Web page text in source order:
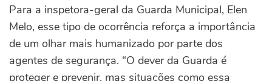
Para a inspetora-geral da Guarda Municipal, Elen
Melo, esse tipo de ocorrência reforça a importância
de um olhar mais humanizado por parte dos
agentes de segurança. “O dever da Guarda é
proteger e prevenir, mas situações como essa